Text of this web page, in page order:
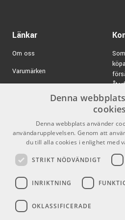
vanliga traditionella ställ. Med
mängden.
HERCULES ställ innehåller
förbättrar funktionaliteten.
tillverkningsprocedurer och
så du lugnt kan lita på att
förväntningar - HERCULES är
Länkar
Om oss
Varumärken
Försäljningsvillkor
Inlogg för återförsäljare
E-
Denna
cookies
Denna webbplats använder
användarupplevelsen. Genom att
du till alla cookies i enlighet med
STRIKT NÖDVÄNDIGT
INRIKTNING
OKLASSIFICERADE